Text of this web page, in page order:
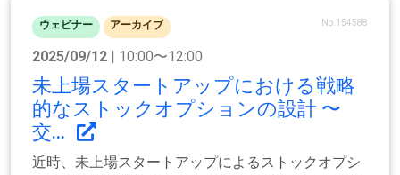
ウェビナー アーカイブ No.154588
2025/09/12 | 10:00〜12:00
未上場スタートアップにおける戦略
的なストックオプションの設計 〜
交...
近時、未上場スタートアップによるストックオプシ